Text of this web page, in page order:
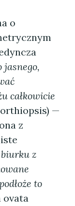
o
jasnego,
całkowicie
—
z
z
to
ovata